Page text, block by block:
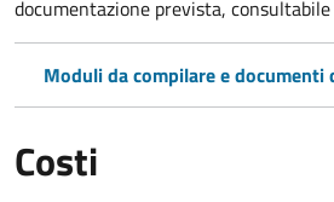
documentazione prevista,
Moduli da compilare e documenti
Costi